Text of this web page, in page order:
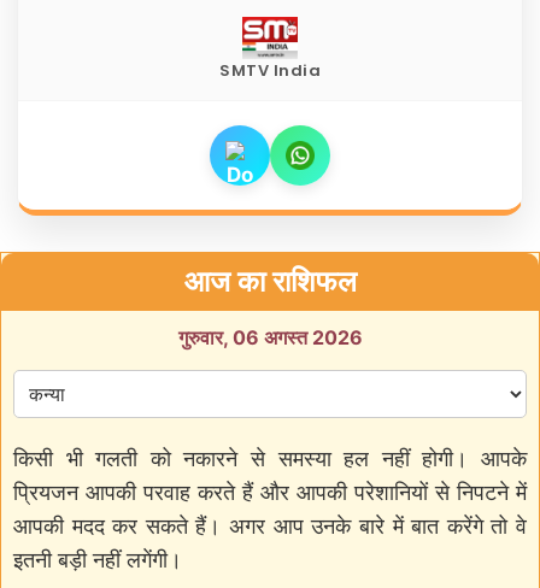
SMTV India
आज का राशिफल
गुरुवार, 06 अगस्त 2026
किसी भी गलती को नकारने से समस्या हल नहीं होगी। आपके
प्रियजन आपकी परवाह करते हैं और आपकी परेशानियों से निपटने में
आपकी मदद कर सकते हैं। अगर आप उनके बारे में बात करेंगे तो वे
इतनी बड़ी नहीं लगेंगी।